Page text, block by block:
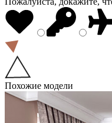
Похожие модели